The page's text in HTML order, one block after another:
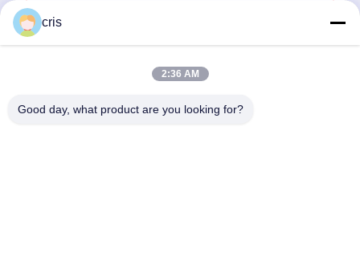
cris
2:36 AM
Good day, what product are you looking for?